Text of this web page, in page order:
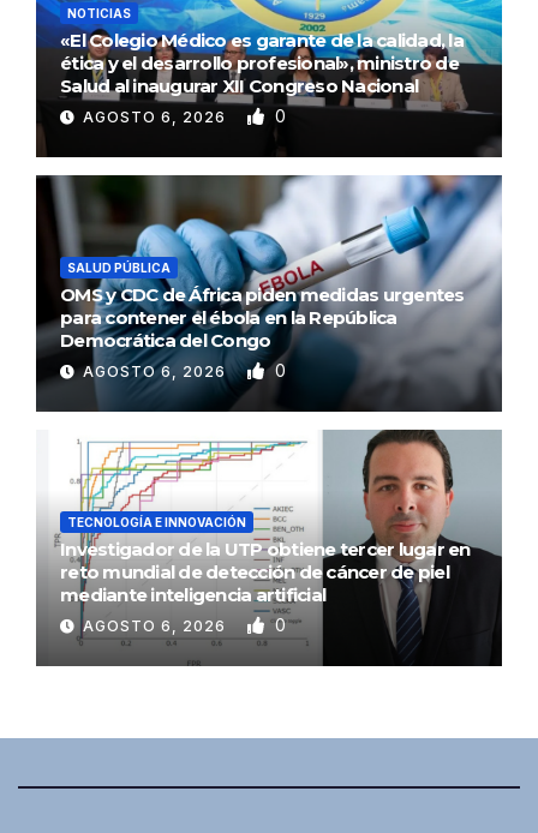
NOTICIAS
«El Colegio Médico es garante de la calidad, la
ética y el desarrollo profesional», ministro de
Salud al inaugurar XII Congreso Nacional
AGOSTO 6, 2026 0
SALUD PÚBLICA
OMS y CDC de África piden medidas urgentes
para contener el ébola en la República
Democrática del Congo
AGOSTO 6, 2026 0
TECNOLOGÍA E INNOVACIÓN
Investigador de la UTP obtiene tercer lugar en
reto mundial de detección de cáncer de piel
mediante inteligencia artificial
AGOSTO 6, 2026 0